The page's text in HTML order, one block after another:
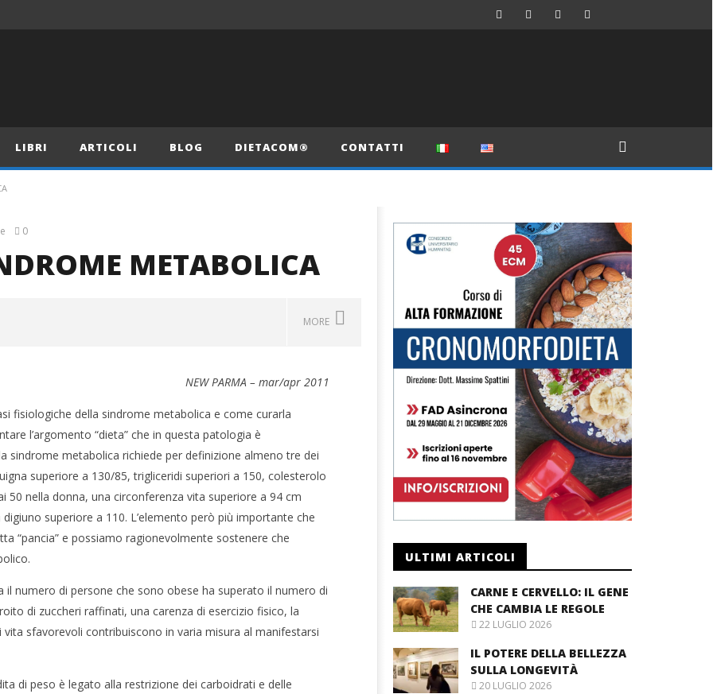
LIBRI ARTICOLI BLOG DIETACOM® CONTATTI
0
METABOLICA
MORE
IL GENE
LE REGOLE
IL POTERE DELLA BELLEZZA
SULLA LONGEVITÀ
Redazione
NEW PARMA – mar/apr 2011
fisiologiche della sindrome metabolica e come curarla
l’argomento “dieta” che in questa patologia è
sindrome metabolica richiede per definizione almeno tre dei
superiore a 130/85, trigliceridi superiori a 150, colesterolo
50 nella donna, una circonferenza vita superiore a 94 cm
superiore a 110. L’elemento però più importante che
“pancia” e possiamo ragionevolmente sostenere che
numero di persone che sono obese ha superato il numero di
di zuccheri raffinati, una carenza di esercizio fisico, la
sfavorevoli contribuiscono in varia misura al manifestarsi
di peso è legato alla restrizione dei carboidrati e delle
ULTIMI ARTICOLI
CARNE E CERVELLO: IL GENE
CHE CAMBIA LE REGOLE
22 LUGLIO 2026
IL POTERE DELLA BELLEZZA
SULLA LONGEVITÀ
20 LUGLIO 2026